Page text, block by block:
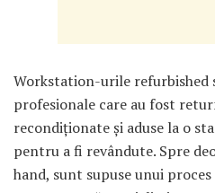
Workstation-urile refurbished
profesionale care au fost
recondiționate și aduse la o
pentru a fi revândute. Spre
hand, sunt supuse unui